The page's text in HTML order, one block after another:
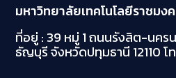
มหาวิทยาลัยเทคโนโลยีราชม
ที่อยู่ : 39 หมู่ 1 ถนนรังสิต-นคร
ธัญบุรี จังหวัดปทุมธานี 12110โ